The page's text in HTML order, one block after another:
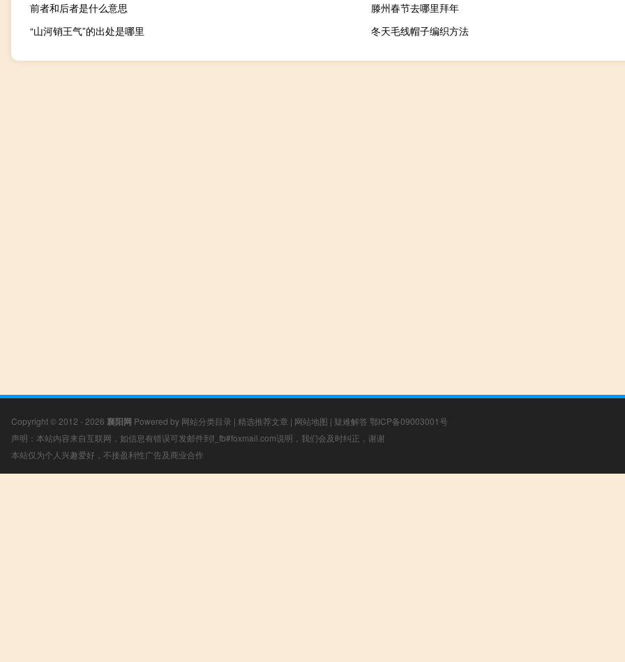
前者和后者是什么意思
滕州春节去哪里拜年
“山河销王气”的出处是哪里
冬天毛线帽子编织方法
Copyright © 2012 - 2026 襄阳网 Powered by 网站分类目录 | 精选推荐文章 | 网站地图 | 疑难解答 鄂ICP备09003001号
声明：本站内容来自互联网，如信息有错误可发邮件到f_fb#foxmail.com说明，我们会及时纠正，谢谢
本站仅为个人兴趣爱好，不接盈利性广告及商业合作